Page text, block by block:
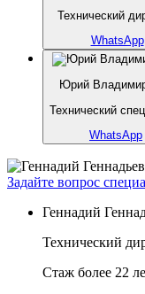
Технический
WhatsApp
Юрий
Технический
WhatsApp
Задайте вопрос
Геннадий
Технический
Стаж более 22